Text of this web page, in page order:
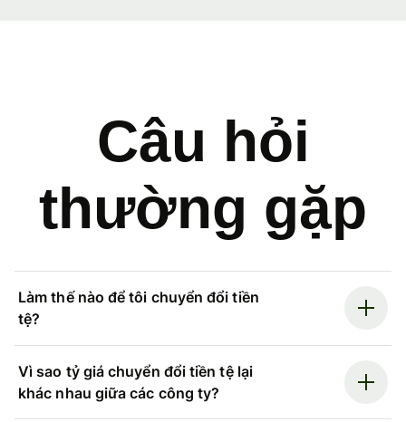
Câu hỏi
thường gặp
Làm thế nào để tôi chuyển đổi tiền
tệ?
Vì sao tỷ giá chuyển đổi tiền tệ lại
khác nhau giữa các công ty?